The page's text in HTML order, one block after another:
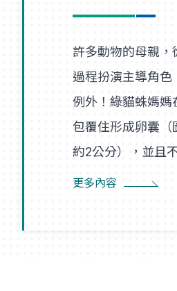
許多動物的母親，
過程扮演主導角色
例外！綠貓蛛媽媽
包覆住形成卵囊（
約2公分），並且
尋找食物也是在一
更多內容